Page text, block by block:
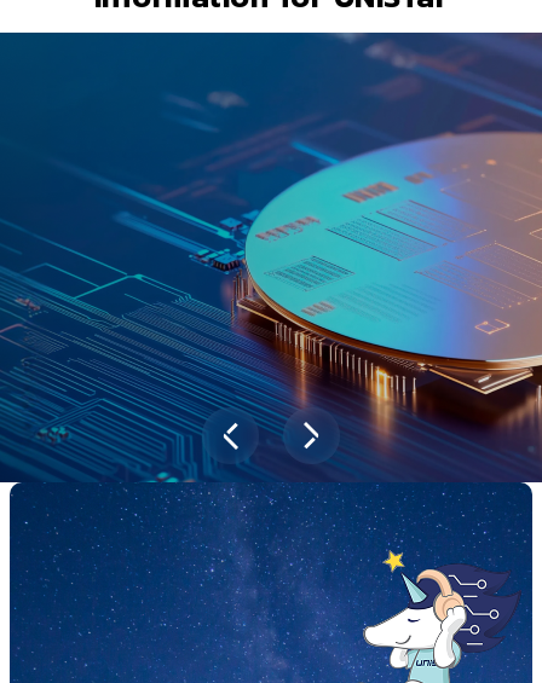
새내기학부에서
전공탐색 프로그램을 통해 나에게 맞는 최
적의 전공을 찾아보세요.
전공탐색 가이드 바로가기